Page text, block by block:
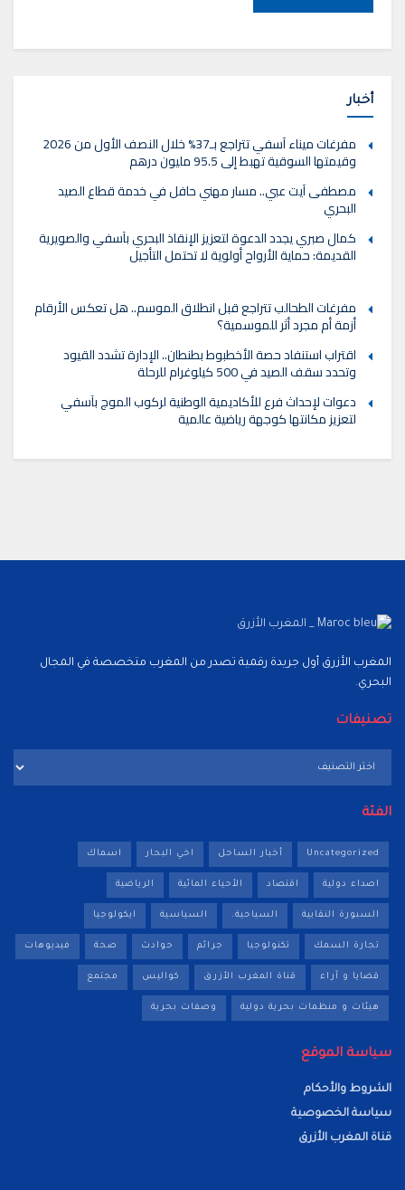
أخبار
مفرغات ميناء آسفي تتراجع بـ37% خلال النصف الأول من 2026
وقيمتها السوقية تهبط إلى 95.5 مليون درهم
مصطفى آيت عبي.. مسار مهني حافل في خدمة قطاع الصيد
البحري
كمال صبري يجدد الدعوة لتعزيز الإنقاذ البحري بآسفي والصويرية
القديمة: حماية الأرواح أولوية لا تحتمل التأجيل
مفرغات الطحالب تتراجع قبل انطلاق الموسم.. هل تعكس الأرقام
أزمة أم مجرد أثر للموسمية؟
اقتراب استنفاد حصة الأخطبوط بطنطان.. الإدارة تشدد القيود
وتحدد سقف الصيد في 500 كيلوغرام للرحلة
دعوات لإحداث فرع للأكاديمية الوطنية لركوب الموج بآسفي
لتعزيز مكانتها كوجهة رياضية عالمية
المغرب الأزرق أول جريدة رقمية تصدر من المغرب متخصصة في المجال
البحري.
تصنيفات
الفئة
Uncategorized أخبار الساحل اخي البحار اسماك
اصداء دولية اقتصاد الأحياء المائية الرياضية
السبورة النقابية السياحية. السياسية ايكولوجيا
تجارة السمك تكنولوجيا جرائم حوادث صحة فيديوهات
قضايا و آراء قناة المغرب الأزرق كواليس مجتمع
هيئات و منظمات بحرية دولية وصفات بحرية
سياسة الموقع
الشروط والأحكام
سياسة الخصوصية
قناة المغرب الأزرق